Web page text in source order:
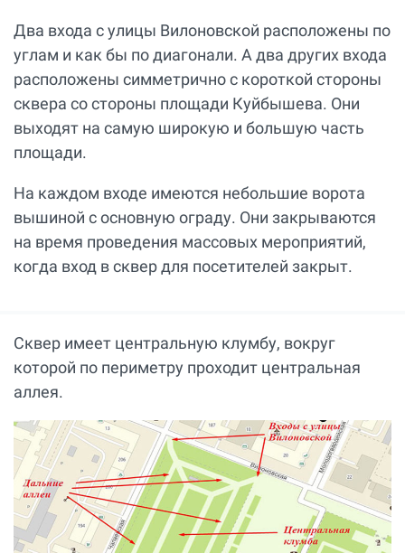
Два входа с улицы Вилоновской расположены по
углам и как бы по диагонали. А два других входа
расположены симметрично с короткой стороны
сквера со стороны площади Куйбышева. Они
выходят на самую широкую и большую часть
площади.
На каждом входе имеются небольшие ворота
вышиной с основную ограду. Они закрываются
на время проведения массовых мероприятий,
когда вход в сквер для посетителей закрыт.
Сквер имеет центральную клумбу, вокруг
которой по периметру проходит центральная
аллея.